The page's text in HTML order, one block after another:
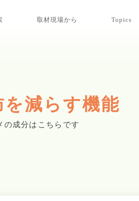
取材現場から Topics
を減らす機能
の成分はこちらです